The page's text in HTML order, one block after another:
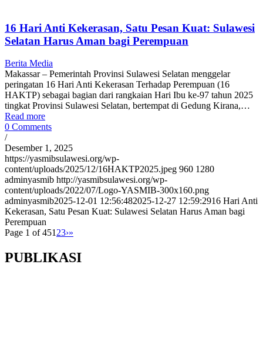
16 Hari Anti Kekerasan, Satu Pesan Kuat: Sulawesi
Selatan Harus Aman bagi Perempuan
Berita Media
Makassar – Pemerintah Provinsi Sulawesi Selatan menggelar
peringatan 16 Hari Anti Kekerasan Terhadap Perempuan (16
HAKTP) sebagai bagian dari rangkaian Hari Ibu ke-97 tahun 2025
tingkat Provinsi Sulawesi Selatan, bertempat di Gedung Kirana,…
Read more
0 Comments
/
Desember 1, 2025
https://yasmibsulawesi.org/wp-
content/uploads/2025/12/16HAKTP2025.jpeg 960 1280
adminyasmib http://yasmibsulawesi.org/wp-
content/uploads/2022/07/Logo-YASMIB-300x160.png
adminyasmib2025-12-01 12:56:482025-12-27 12:59:2916 Hari Anti
Kekerasan, Satu Pesan Kuat: Sulawesi Selatan Harus Aman bagi
Perempuan
Page 1 of 451 23›»
PUBLIKASI